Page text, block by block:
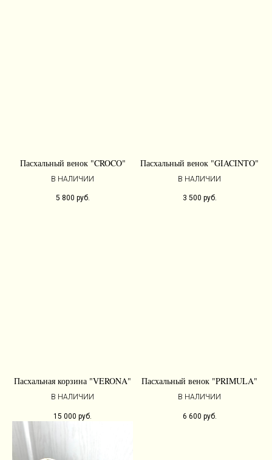
Пасхальный венок "CROCO"
В НАЛИЧИИ
5 800 руб.
Пасхальный венок "GIACINTO"
В НАЛИЧИИ
3 500 руб.
Пасхальная корзина "VERONA"
В НАЛИЧИИ
15 000 руб.
Пасхальный венок "PRIMULA"
В НАЛИЧИИ
6 600 руб.